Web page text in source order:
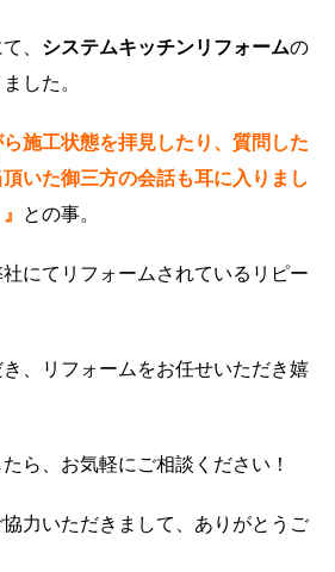
、 システムキッチンリフォームの
した。
ら施工状態を拝見したり、質問した
いた御三方の会話も耳に入りまし
との事。
にてリフォームされているリピー
、リフォームをお任せいただき嬉
ら、お気軽にご相談ください！
力いただきまして、ありがとうご